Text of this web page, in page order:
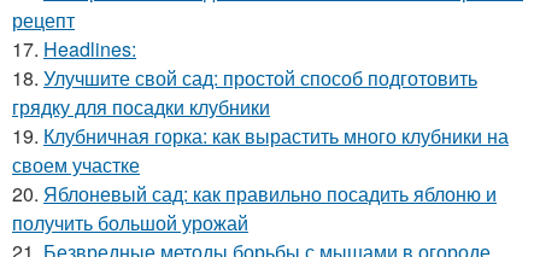
рецепт
17. Headlines:
18. Улучшите свой сад: простой способ подготовить
грядку для посадки клубники
19. Клубничная горка: как вырастить много клубники на
своем участке
20. Яблоневый сад: как правильно посадить яблоню и
получить большой урожай